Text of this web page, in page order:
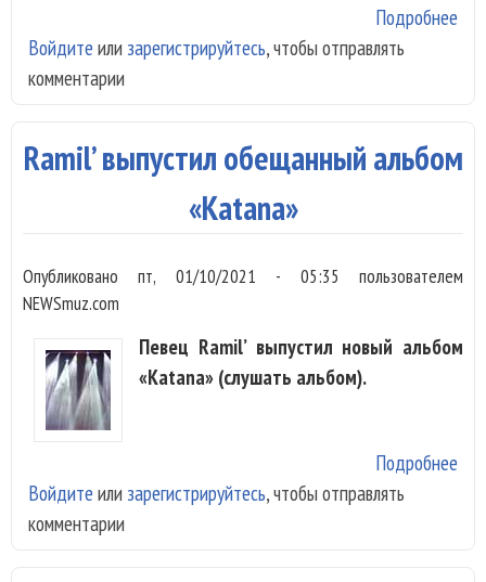
Подробнее
Войдите или зарегистрируйтесь, чтобы отправлять
комментарии
Ramil’ выпустил обещанный альбом
«Katana»
Опубликованопт, 01/10/2021 - 05:35 пользователем
NEWSmuz.com
Певец Ramil’ выпустил новый альбом
«Katana» (слушать альбом).
Подробнее
Войдите или зарегистрируйтесь, чтобы отправлять
комментарии